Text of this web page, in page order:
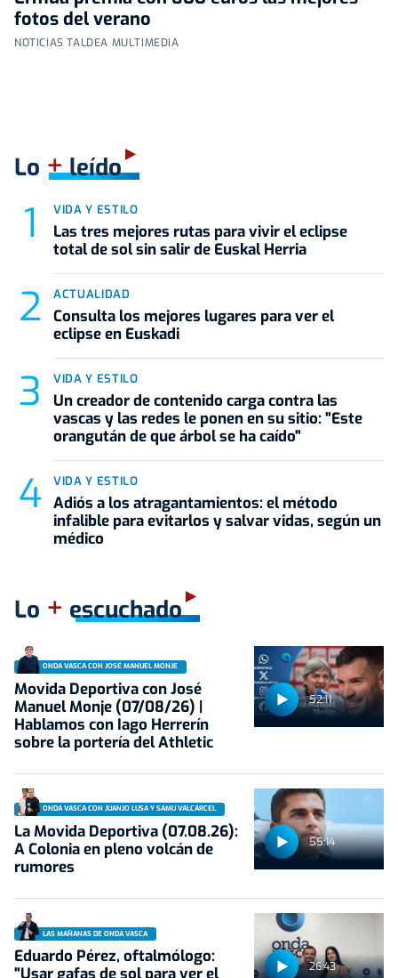
fotos del verano
NOTICIAS TALDEA MULTIMEDIA
Lo +leído
VIDA Y ESTILO
Las tres mejores rutas para vivir el eclipse
total de sol sin salir de Euskal Herria
ACTUALIDAD
Consulta los mejores lugares para ver el
eclipse en Euskadi
VIDA Y ESTILO
Un creador de contenido carga contra las
vascas y las redes le ponen en su sitio: "Este
orangután de que árbol se ha caído"
VIDA Y ESTILO
Adiós a los atragantamientos: el método
infalible para evitarlos y salvar vidas, según un
médico
Lo + escuchado
52:11
ONDA VASCA CON JOSÉ MANUEL MONJE
Movida Deportiva con José
Manuel Monje (07/08/26) |
Hablamos con Iago Herrerín
sobre la portería del Athletic
55:14
ONDA VASCA CON JUANJO LUSA Y SAMU VALCÁRCEL
La Movida Deportiva (07.08.26):
A Colonia en pleno volcán de
rumores
26:43
LAS MAÑANAS DE ONDA VASCA
Eduardo Pérez, oftalmólogo: